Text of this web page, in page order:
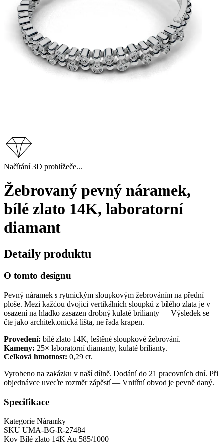
Načítání 3D prohlížeče...
Žebrovaný pevný náramek,
bílé zlato 14K, laboratorní
diamant
Detaily produktu
O tomto designu
Pevný náramek s rytmickým sloupkovým žebrováním na přední
ploše. Mezi každou dvojici vertikálních sloupků z bílého zlata je v
osazení na hladko zasazen drobný kulaté brilianty — Výsledek se
čte jako architektonická lišta, ne řada krapen.
Provedení: bílé zlato 14K, leštěné sloupkové žebrování.
Kameny: 25× laboratorní diamanty, kulaté brilianty.
Celková hmotnost: 0,29 ct.
Vyrobeno na zakázku v naší dílně. Dodání do 21 pracovních dní. Při
objednávce uveďte rozměr zápěstí — Vnitřní obvod je pevně daný.
Specifikace
Kategorie Náramky
SKU UMA-BG-R-27484
Kov Bílé zlato 14KAu 585/1000